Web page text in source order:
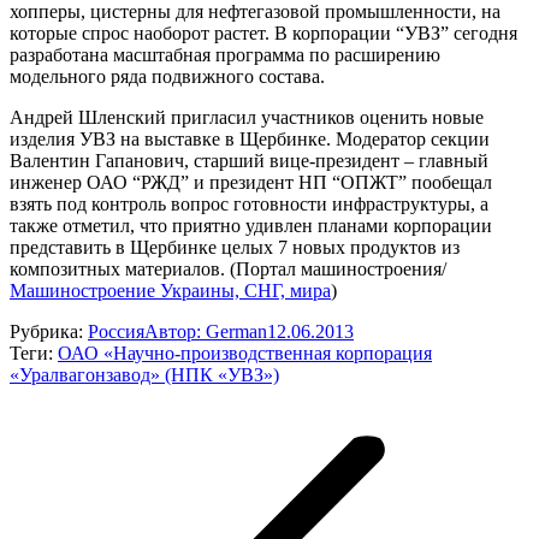
хопперы, цистерны для нефтегазовой промышленности, на
которые спрос наоборот растет. В корпорации “УВЗ” сегодня
разработана масштабная программа по расширению
модельного ряда подвижного состава.
Андрей Шленский пригласил участников оценить новые
изделия УВЗ на выставке в Щербинке. Модератор секции
Валентин Гапанович, старший вице-президент – главный
инженер ОАО “РЖД” и президент НП “ОПЖТ” пообещал
взять под контроль вопрос готовности инфраструктуры, а
также отметил, что приятно удивлен планами корпорации
представить в Щербинке целых 7 новых продуктов из
композитных материалов. (Портал машиностроения/
Машиностроение Украины, СНГ, мира)
Рубрика: РоссияАвтор: German12.06.2013
Теги: ОАО «Научно-производственная корпорация
«Уралвагонзавод» (НПК «УВЗ»)